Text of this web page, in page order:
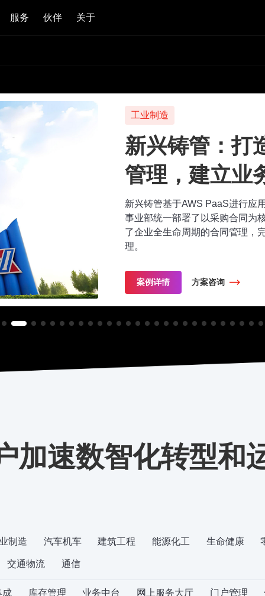
服务 伙伴 关于
工业制造
新兴铸管：打
管理，建立业
新兴铸管基于AWS PaaS进行应
事业部统一部署了以采购合同为
了企业全生命周期的合同管理，
理。
案例详情 方案咨询
加速数智化转型和
制造 汽车机车 建筑工程 能源化工 生命健康
交通物流 通信
成 库存管理 业务中台 网上服务大厅 门户管理